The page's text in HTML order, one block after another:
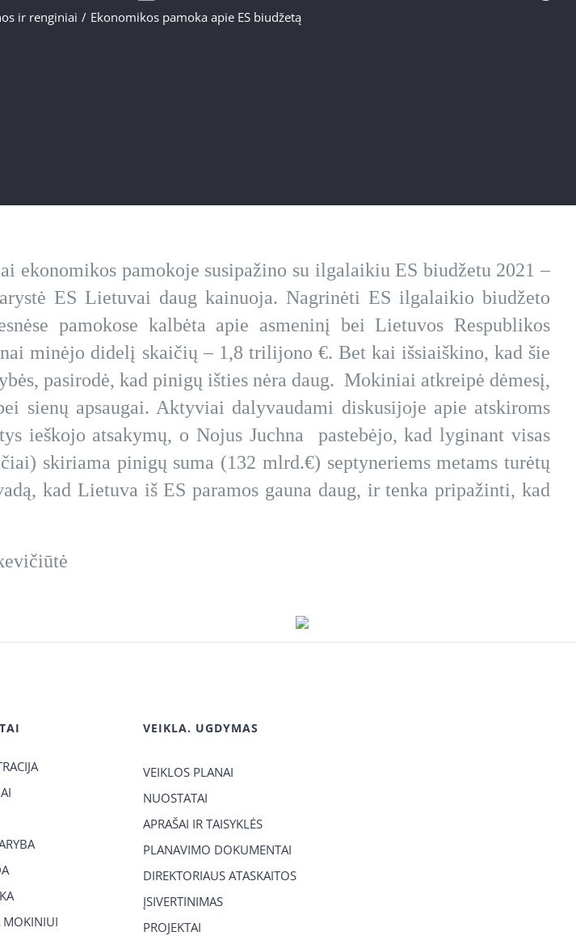
ir renginiai / Ekonomikos pamoka apie ES biudžetą
ekonomikos pamokoje susipažino su ilgalaikiu ES biudžetu 2021 –
ES Lietuvai daug kainuoja. Nagrinėti ES ilgalaikio biudžeto
pamokose kalbėta apie asmeninį bei Lietuvos Respublikos
minėjo didelį skaičių – 1,8 trilijono €. Bet kai išsiaiškino, kad šie
pasirodė, kad pinigų išties nėra daug. Mokiniai atkreipė dėmesį,
sienų apsaugai. Aktyviai dalyvaudami diskusijoje apie atskiroms
ieškojo atsakymų, o Nojus Juchna pastebėjo, kad lyginant visas
skiriama pinigų suma (132 mlrd.€) septyneriems metams turėtų
kad Lietuva iš ES paramos gauna daug, ir tenka pripažinti, kad
MOKINIUI
VEIKLA. UGDYMAS
VEIKLOS PLANAI
NUOSTATAI
APRAŠAI IR TAISYKLĖS
PLANAVIMO DOKUMENTAI
DIREKTORIAUS ATASKAITOS
ĮSIVERTINIMAS
PROJEKTAI